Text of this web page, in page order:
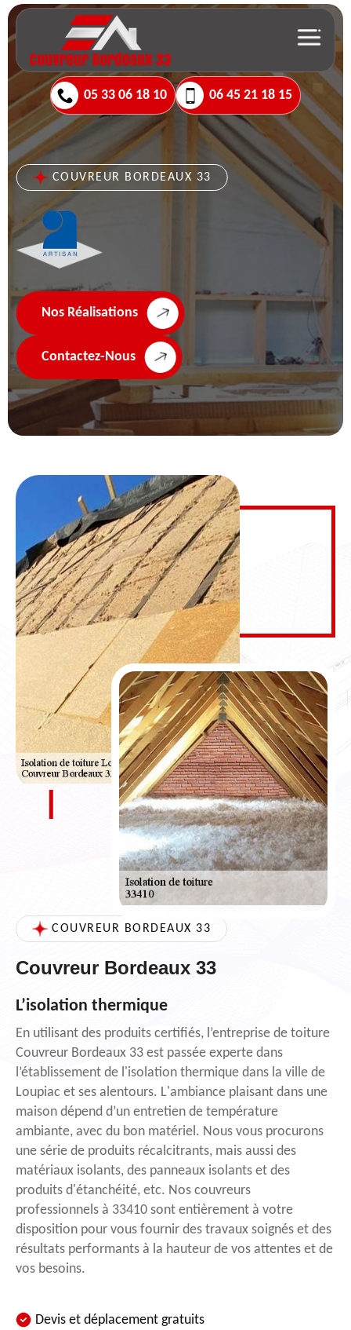
05 33 06 18 10 06 45 21 18 15
COUVREUR BORDEAUX 33
Nos Réalisations
Contactez-Nous
COUVREUR BORDEAUX 33
Couvreur Bordeaux 33
L’isolation thermique
En utilisant des produits certifiés, l’entreprise de toiture
Couvreur Bordeaux 33 est passée experte dans
l’établissement de l'isolation thermique dans la ville de
Loupiac et ses alentours. L'ambiance plaisant dans une
maison dépend d’un entretien de température
ambiante, avec du bon matériel. Nous vous procurons
une série de produits récalcitrants, mais aussi des
matériaux isolants, des panneaux isolants et des
produits d'étanchéité, etc. Nos couvreurs
professionnels à 33410 sont entièrement à votre
disposition pour vous fournir des travaux soignés et des
résultats performants à la hauteur de vos attentes et de
vos besoins.
Devis et déplacement gratuits